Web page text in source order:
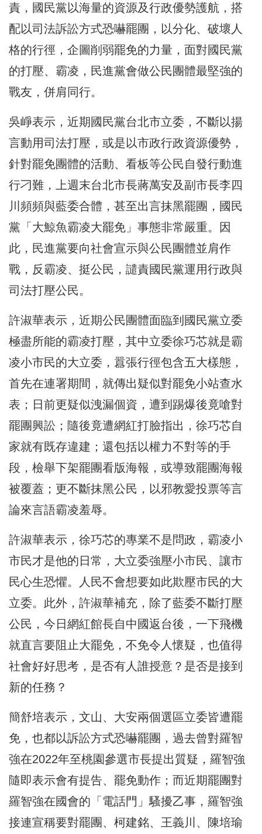
責，國民黨以海量的資源及行政優勢護航，搭
配以司法訴訟方式恐嚇罷團，以分化、破壞人
格的行徑，企圖削弱罷免的力量，面對國民黨
的打壓、霸凌，民進黨會做公民團體最堅強的
戰友，併肩同行。
吳崢表示，近期國民黨台北市立委，不斷以揚
言動用司法打壓，或是以市政行政資源優勢，
針對罷免團體的活動、看板等公民自發行動進
行刁難，上週末台北市長蔣萬安及副市長李四
川頻頻與藍委合體，甚至出言抹黑罷團，國民
黨「大鯨魚霸凌大罷免」事態非常嚴重。因
此，民進黨要向社會宣示與公民團體並肩作
戰，反霸凌、挺公民，譴責國民黨運用行政與
司法打壓公民。
許淑華表示，近期公民團體面臨到國民黨立委
極盡所能的霸凌打壓，其中立委徐巧芯就是霸
凌小市民的大立委，囂張行徑包含五大樣態，
首先在連署期間，就傳出疑似對罷免小站查水
表；日前更疑似洩漏個資，遭到踢爆後竟嗆對
罷團興訟；隨後竟遭網紅打臉指出，徐巧芯自
家就有既存違建；還包括以權力不對等的手
段，檢舉下架罷團看版海報，或導致罷團海報
被覆蓋；更不斷抹黑公民，以邪教愛投票等言
論來言語霸凌羞辱。
許淑華表示，徐巧芯的專業不是問政，霸凌小
市民才是他的日常，大立委強壓小市民、讓市
民心生恐懼。人民不會想要如此欺壓市民的大
立委。此外，許淑華補充，除了藍委不斷打壓
公民，今日網紅館長自中國返台後，一下飛機
就直言要阻止大罷免，不免令人懷疑，也值得
社會好好思考，是否有人誰授意？是否是接到
新的任務？
簡舒培表示，文山、大安兩個選區立委皆遭罷
免，也都以訴訟方式恐嚇罷團，過去曾對羅智
強在2022年至桃園參選市長提出質疑，羅智強
隨即表示會有提告、罷免動作；而近期罷團對
羅智強在國會的「電話門」騷擾乙事，羅智強
接連宣稱要對罷團、柯建銘、王義川、陳培瑜